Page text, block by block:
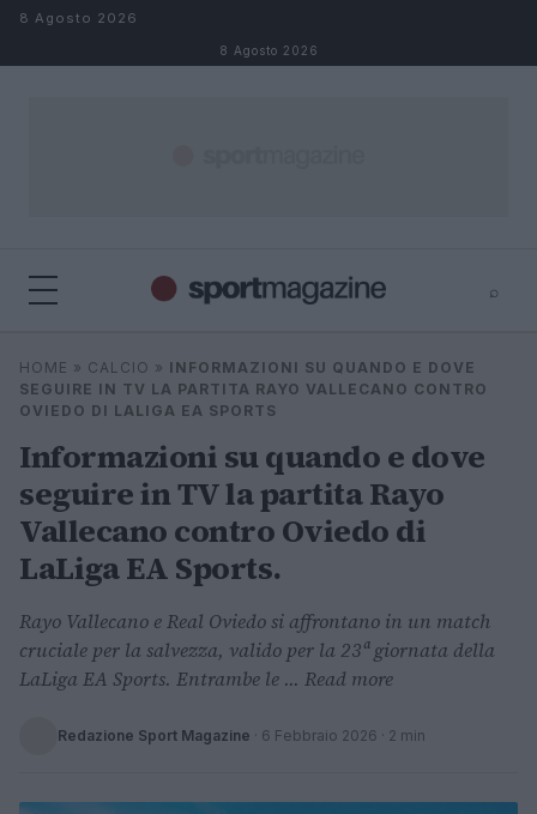
Salta al contenuto
8 Agosto 2026
8 Agosto 2026
⌕
Cerca
⌕
HOME » CALCIO » INFORMAZIONI SU QUANDO E DOVE
SEGUIRE IN TV LA PARTITA RAYO VALLECANO CONTRO
OVIEDO DI LALIGA EA SPORTS
Informazioni su quando e dove
seguire in TV la partita Rayo
Vallecano contro Oviedo di
LaLiga EA Sports.
Rayo Vallecano e Real Oviedo si affrontano in un match
cruciale per la salvezza, valido per la 23ª giornata della
LaLiga EA Sports. Entrambe le ... Read more
Redazione Sport Magazine · 6 Febbraio 2026 · 2 min